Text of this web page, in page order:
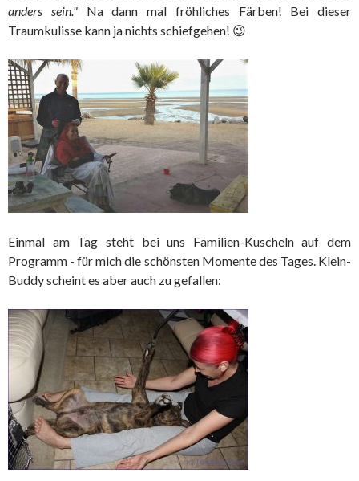
anders sein."Na dann mal fröhliches Färben! Bei dieser
Traumkulisse kann ja nichts schiefgehen! 😉
Einmal am Tag steht bei uns Familien-Kuscheln auf dem
Programm - für mich die schönsten Momente des Tages. Klein-
Buddy scheint es aber auch zu gefallen: